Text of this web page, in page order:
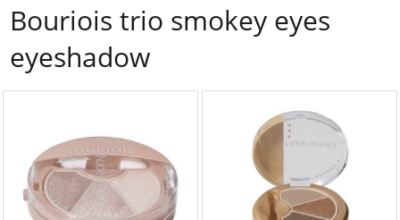
Bouriois trio smokey eyes
eyeshadow